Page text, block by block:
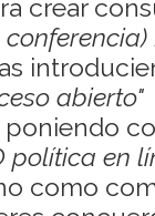
crear
abierto"
poniendo
política en
como